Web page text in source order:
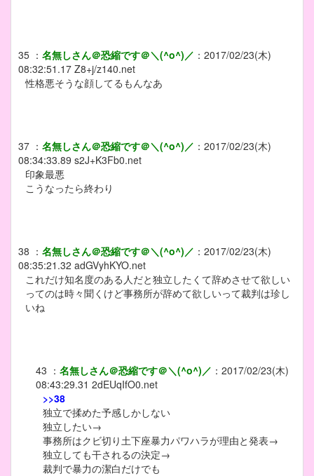
35 ： 名無しさん＠恐縮です＠＼(^o^)／ ： 2017/02/23(木)
08:32:51.17 Z8+j/z140.net
性格悪そうな顔してるもんなあ
37 ： 名無しさん＠恐縮です＠＼(^o^)／ ： 2017/02/23(木)
08:34:33.89 s2J+K3Fb0.net
印象最悪
こうなったら終わり
38 ： 名無しさん＠恐縮です＠＼(^o^)／ ： 2017/02/23(木)
08:35:21.32 adGVyhKYO.net
これだけ知名度のある人だと独立したくて辞めさせて欲しい
ってのは時々聞くけど事務所が辞めて欲しいって裁判は珍し
いね
43 ： 名無しさん＠恐縮です＠＼(^o^)／ ： 2017/02/23(木)
08:43:29.31 2dEUqIfO0.net
>>38
独立で揉めた予感しかしない
独立したい→
事務所はクビ切り土下座暴力パワハラが理由と発表→
独立しても干されるの決定→
裁判で暴力の潔白だけでも